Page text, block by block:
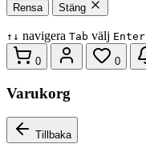
Rensa Stäng
↑ ↓ navigera Tab välj Enter
0 0
Varukorg
Tillbaka